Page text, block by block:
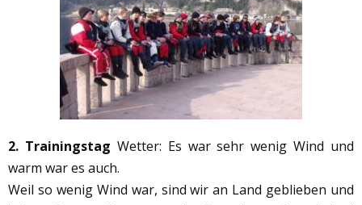
2. Trainingstag Wetter: Es war sehr wenig Wind und
warm war es auch.
Weil so wenig Wind war, sind wir an Land geblieben und